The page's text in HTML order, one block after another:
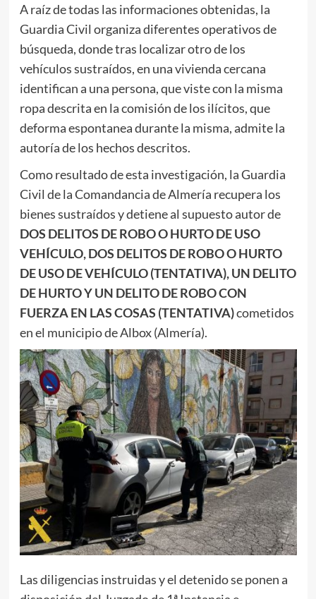
A raíz de todas las informaciones obtenidas, la
Guardia Civil organiza diferentes operativos de
búsqueda, donde tras localizar otro de los
vehículos sustraídos, en una vivienda cercana
identifican a una persona, que viste con la misma
ropa descrita en la comisión de los ilícitos, que
deforma espontanea durante la misma, admite la
autoría de los hechos descritos.
Como resultado de esta investigación, la Guardia
Civil de la Comandancia de Almería recupera los
bienes sustraídos y detiene al supuesto autor de
DOS DELITOS DE ROBO O HURTO DE USO
VEHÍCULO, DOS DELITOS DE ROBO O HURTO
DE USO DE VEHÍCULO (TENTATIVA), UN DELITO
DE HURTO Y UN DELITO DE ROBO CON
FUERZA EN LAS COSAS (TENTATIVA)cometidos
en el municipio de Albox (Almería).
Las diligencias instruidas y el detenido se ponen a